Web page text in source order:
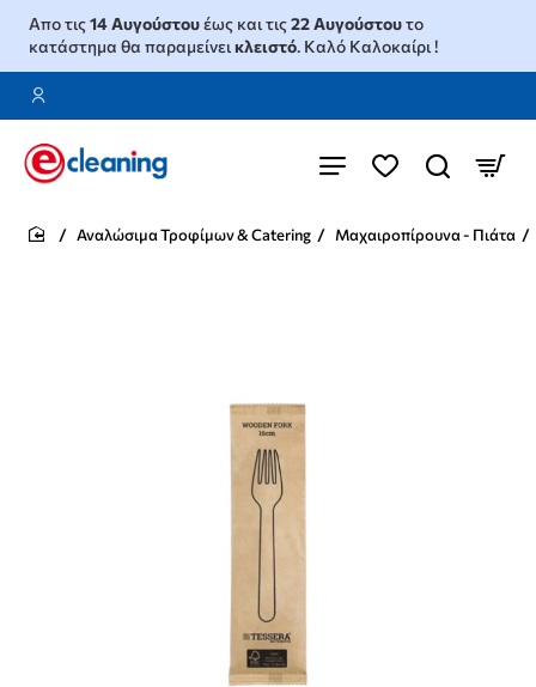
Απο τις14 Αυγούστουέως και τις22 Αυγούστουτο
κατάστημα θα παραμείνεικλειστό. Καλό Καλοκαίρι !
Αναλώσιμα Τροφίμων & Catering Μαχαιροπίρουνα - Πιάτα